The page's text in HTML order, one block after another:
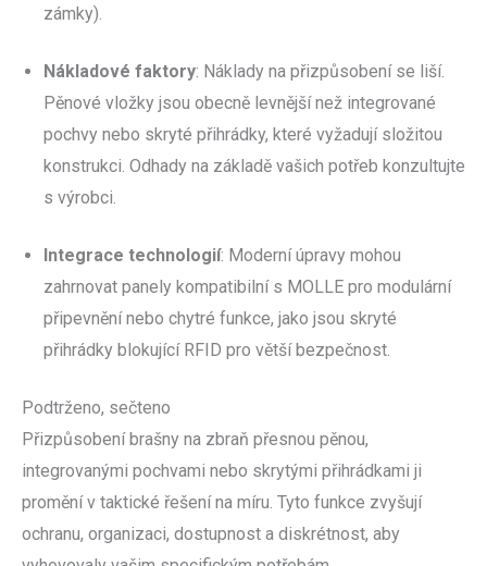
zámky).
Nákladové faktory: Náklady na přizpůsobení se liší.
Pěnové vložky jsou obecně levnější než integrované
pochvy nebo skryté přihrádky, které vyžadují složitou
konstrukci. Odhady na základě vašich potřeb konzultujte
s výrobci.
Integrace technologií: Moderní úpravy mohou
zahrnovat panely kompatibilní s MOLLE pro modulární
připevnění nebo chytré funkce, jako jsou skryté
přihrádky blokující RFID pro větší bezpečnost.
Podtrženo, sečteno
Přizpůsobení brašny na zbraň přesnou pěnou,
integrovanými pochvami nebo skrytými přihrádkami ji
promění v taktické řešení na míru. Tyto funkce zvyšují
ochranu, organizaci, dostupnost a diskrétnost, aby